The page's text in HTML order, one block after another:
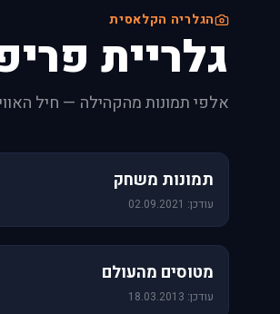
הגלריה הקלאסית
גלריית
אלפי תמונות מהקהילה — חיל
תמונות משחק
עודכן: 02.09.2021
מטוסים מהעולם
עודכן: 18.03.2013